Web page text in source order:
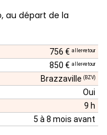
au départ de la
756 € aller-retour
850 € aller-retour
Brazzaville (BZV)
Oui
9 h
5 à 8 mois avant